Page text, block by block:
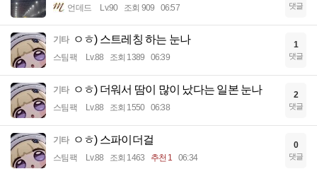
언데드 Lv.90 조회 909 06:57 댓글
기타 ㅇㅎ) 스트레칭 하는 눈나
스팀팩 Lv.88 조회 1389 06:39
1
댓글
기타 ㅇㅎ) 더워서 땀이 많이 났다는 일본 눈나
스팀팩 Lv.88 조회 1550 06:38
2
댓글
기타 ㅇㅎ) 스파이더걸
스팀팩 Lv.88 조회 1463 추천 1 06:34
0
댓글